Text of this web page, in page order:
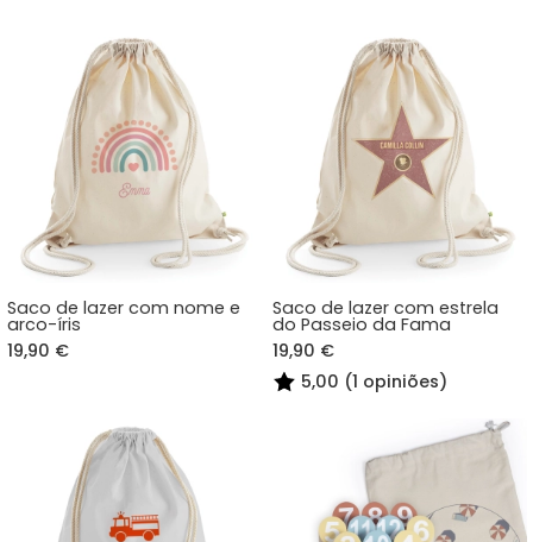
Saco de lazer com nome e
arco-íris
19,90 €
Saco de lazer com estrela
do Passeio da Fama
19,90 €
5,00 (1 opiniões)